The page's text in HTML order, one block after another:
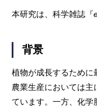
本研究は、科学雑誌『
背景
植物が成長するために
農業生産においては
ています。一方、化学